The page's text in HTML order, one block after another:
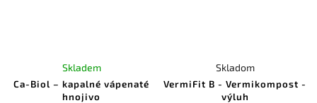
Ca-Biol – kapalné vápenaté
hnojivo
Skladem
VermiFit B - Vermikompost -
výluh
Skladom